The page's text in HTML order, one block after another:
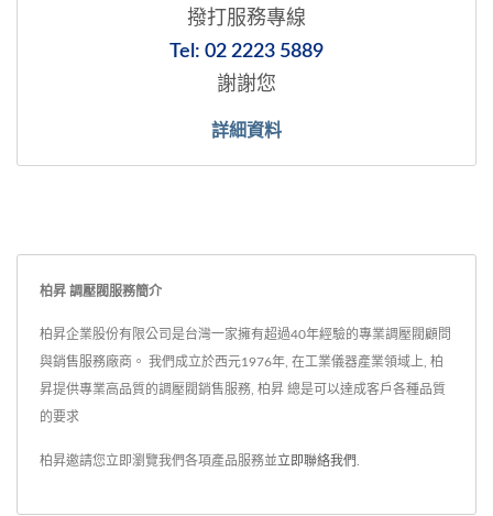
撥打服務專線
Tel: 02 2223 5889
謝謝您
詳細資料
柏昇 調壓閥服務簡介
柏昇企業股份有限公司是台灣一家擁有超過40年經驗的專業調壓閥顧問
與銷售服務廠商。 我們成立於西元1976年, 在工業儀器產業領域上, 柏
昇提供專業高品質的調壓閥銷售服務, 柏昇 總是可以達成客戶各種品質
的要求
柏昇邀請您立即瀏覽我們各項產品服務並立即聯絡我們